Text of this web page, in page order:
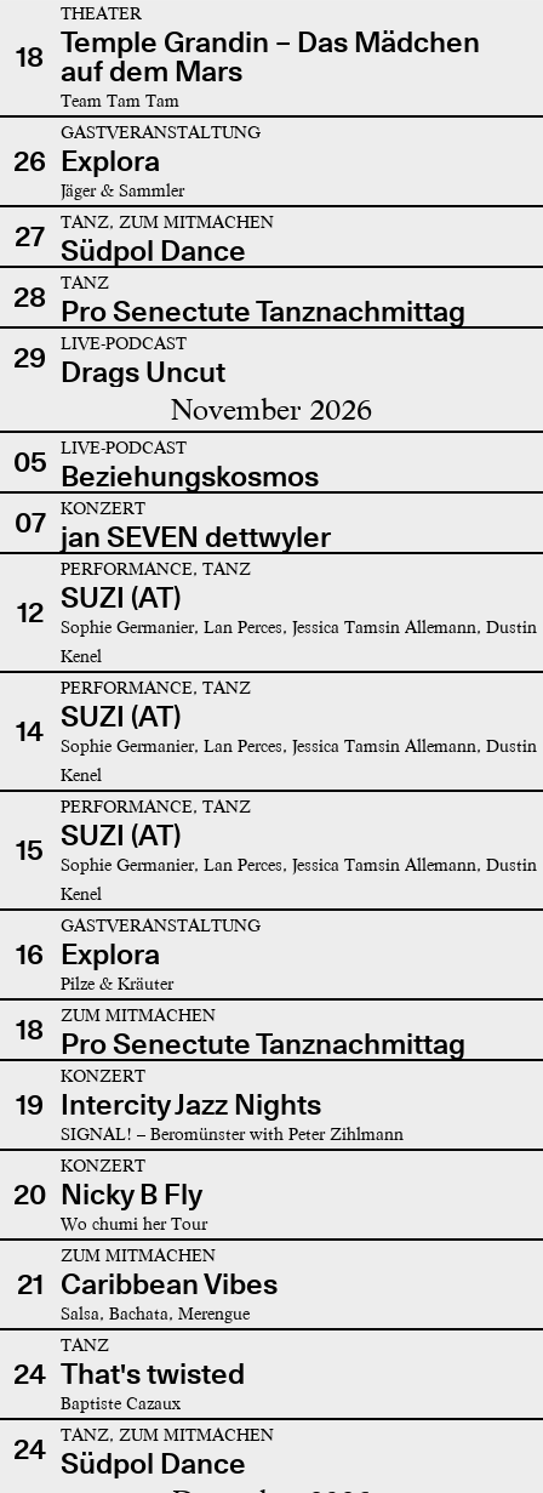
18
THEATER
Temple Grandin – Das Mädchen
auf dem Mars
Team Tam Tam
26
GASTVERANSTALTUNG
Explora
Jäger & Sammler
27 TANZ, ZUM MITMACHEN
Südpol Dance
28
TANZ
Pro Senectute Tanznachmittag
29
LIVE-PODCAST
Drags Uncut
November 2026
05 LIVE-PODCAST
Beziehungskosmos
07
KONZERT
jan SEVEN dettwyler
12
PERFORMANCE, TANZ
SUZI (AT)
Sophie Germanier, Lan Perces, Jessica Tamsin Allemann, Dustin
Kenel
14
PERFORMANCE, TANZ
SUZI (AT)
Sophie Germanier, Lan Perces, Jessica Tamsin Allemann, Dustin
Kenel
15
PERFORMANCE, TANZ
SUZI (AT)
Sophie Germanier, Lan Perces, Jessica Tamsin Allemann, Dustin
Kenel
16
GASTVERANSTALTUNG
Explora
Pilze & Kräuter
18 ZUM MITMACHEN
Pro Senectute Tanznachmittag
19
KONZERT
Intercity Jazz Nights
SIGNAL! – Beromünster with Peter Zihlmann
20
KONZERT
Nicky B Fly
Wo chumi her Tour
21
ZUM MITMACHEN
Caribbean Vibes
Salsa, Bachata, Merengue
24
TANZ
That's twisted
Baptiste Cazaux
24 TANZ, ZUM MITMACHEN
Südpol Dance